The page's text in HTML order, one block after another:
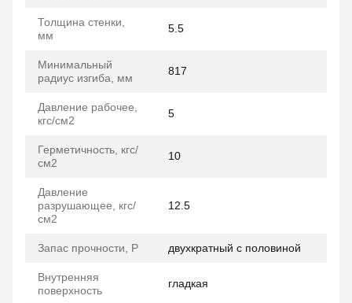
Толщина стенки,
мм
5.5
Минимальный
радиус изгиба, мм
817
Давление рабочее,
кгс/см2
5
Герметичность, кгс/
см2
10
Давление
разрушающее, кгс/
см2
12.5
Запас прочности, P двухкратный с половиной
Внутренняя
поверхность
гладкая